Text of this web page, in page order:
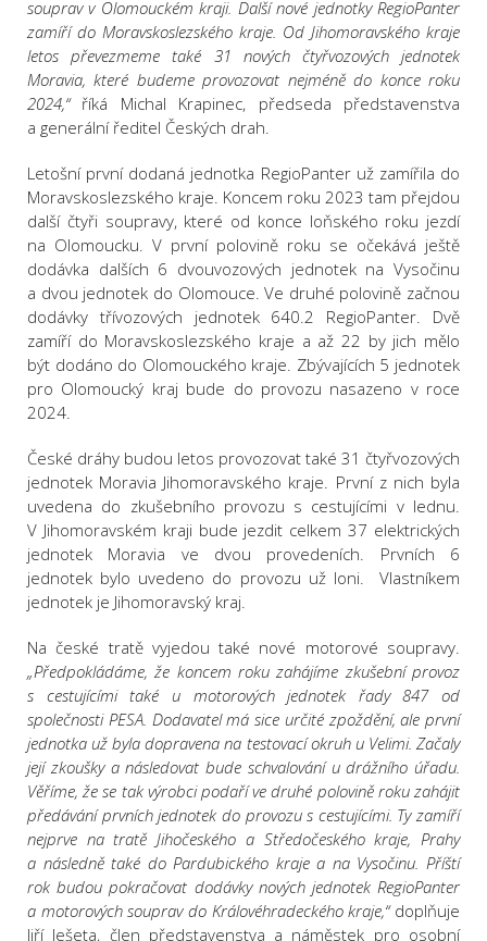
souprav v Olomouckém kraji. Další nové jednotky RegioPanter
zamíří do Moravskoslezského kraje. Od Jihomoravského kraje
letos převezmeme také 31 nových čtyřvozových jednotek
Moravia, které budeme provozovat nejméně do konce roku
2024,“ říká Michal Krapinec, předseda představenstva
a generální ředitel Českých drah.
Letošní první dodaná jednotka RegioPanter už zamířila do
Moravskoslezského kraje. Koncem roku 2023 tam přejdou
další čtyři soupravy, které od konce loňského roku jezdí
na Olomoucku. V první polovině roku se očekává ještě
dodávka dalších 6 dvouvozových jednotek na Vysočinu
a dvou jednotek do Olomouce. Ve druhé polovině začnou
dodávky třívozových jednotek 640.2 RegioPanter. Dvě
zamíří do Moravskoslezského kraje a až 22 by jich mělo
být dodáno do Olomouckého kraje. Zbývajících 5 jednotek
pro Olomoucký kraj bude do provozu nasazeno v roce
2024.
České dráhy budou letos provozovat také 31 čtyřvozových
jednotek Moravia Jihomoravského kraje. První z nich byla
uvedena do zkušebního provozu s cestujícími v lednu.
V Jihomoravském kraji bude jezdit celkem 37 elektrických
jednotek Moravia ve dvou provedeních. Prvních 6
jednotek bylo uvedeno do provozu už loni. Vlastníkem
jednotek je Jihomoravský kraj.
Na české tratě vyjedou také nové motorové soupravy.
„Předpokládáme, že koncem roku zahájíme zkušební provoz
s cestujícími také u motorových jednotek řady 847 od
společnosti PESA. Dodavatel má sice určité zpoždění, ale první
jednotka už byla dopravena na testovací okruh u Velimi. Začaly
její zkoušky a následovat bude schvalování u drážního úřadu.
Věříme, že se tak výrobci podaří ve druhé polovině roku zahájit
předávání prvních jednotek do provozu s cestujícími. Ty zamíří
nejprve na tratě Jihočeského a Středočeského kraje, Prahy
a následně také do Pardubického kraje a na Vysočinu. Příští
rok budou pokračovat dodávky nových jednotek RegioPanter
a motorových souprav do Královéhradeckého kraje,“ doplňuje
Jiří Ješeta, člen představenstva a náměstek pro osobní